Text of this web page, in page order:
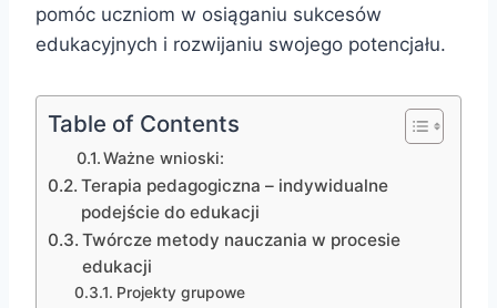
pomóc uczniom w osiąganiu sukcesów
edukacyjnych i rozwijaniu swojego potencjału.
Table of Contents
Ważne wnioski:
Terapia pedagogiczna – indywidualne
podejście do edukacji
Twórcze metody nauczania w procesie
edukacji
Projekty grupowe